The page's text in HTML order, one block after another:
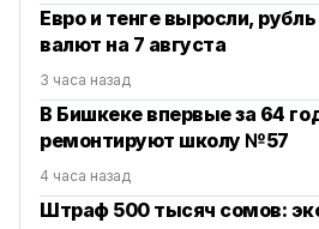
Евро и тенге выросли,
валют на 7 августа
3 часа назад
В Бишкеке впервые за 64
ремонтируют школу №57
4 часа назад
Штраф 500 тысяч сомов: